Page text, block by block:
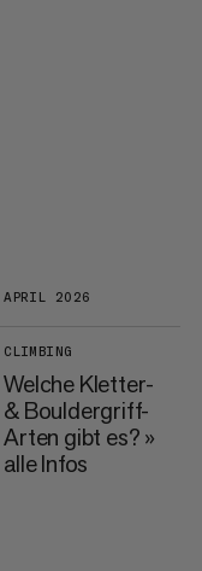
APRIL 2026
CLIMBING
Welche Kletter-
& Bouldergriff-
Arten gibt es? »
alle Infos